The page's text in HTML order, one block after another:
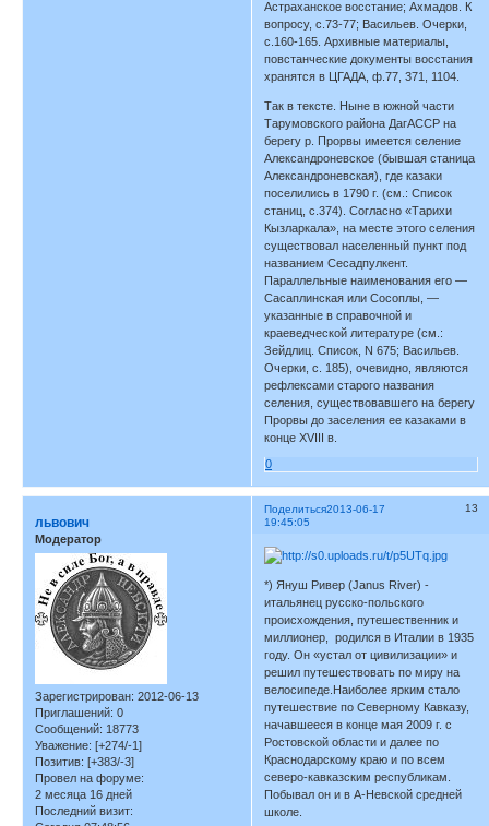
Астраханское восстание; Ахмадов. К
вопросу, с.73-77; Васильев. Очерки,
с.160-165. Архивные материалы,
повстанческие документы восстания
хранятся в ЦГАДА, ф.77, 371, 1104.
Так в тексте. Ныне в южной части
Тарумовского района ДагАССР на
берегу р. Прорвы имеется селение
Александроневское (бывшая станица
Александроневская), где казаки
поселились в 1790 г. (см.: Список
станиц, с.374). Согласно «Тарихи
Кызларкала», на месте этого селения
существовал населенный пункт под
названием Сесадпулкент.
Параллельные наименования его —
Сасаплинская или Сосоплы, —
указанные в справочной и
краеведческой литературе (см.:
Зейдлиц. Список, N 675; Васильев.
Очерки, с. 185), очевидно, являются
рефлексами старого названия
селения, существовавшего на берегу
Прорвы до заселения ее казаками в
конце XVIII в.
0
Поделиться 13
2013-06-17
19:45:05
львович
Модератор
Зарегистрирован: 2012-06-13
Приглашений: 0
Сообщений: 18773
Уважение: [+274/-1]
Позитив: [+383/-3]
Провел на форуме:
2 месяца 16 дней
Последний визит:
*) Януш Ривер (Janus River) -
итальянец русско-польского
происхождения, путешественник и
миллионер, родился в Италии в 1935
году. Он «устал от цивилизации» и
решил путешествовать по миру на
велосипеде.Наиболее ярким стало
путешествие по Северному Кавказу,
начавшееся в конце мая 2009 г. с
Ростовской области и далее по
Краснодарскому краю и по всем
северо-кавказским республикам.
Побывал он и в А-Невской средней
школе.